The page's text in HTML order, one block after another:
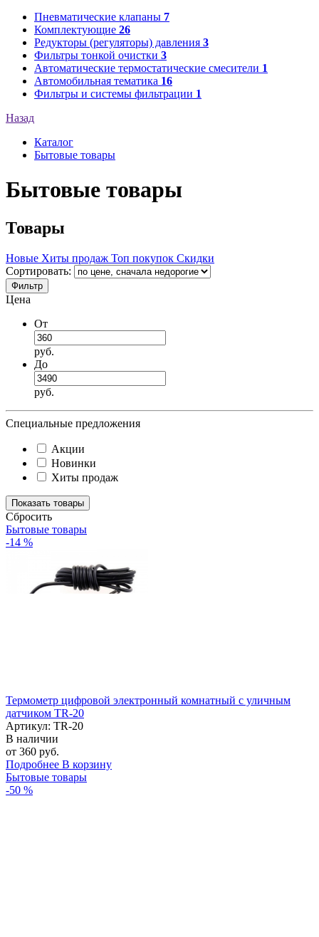
Пневматические клапаны 7
Комплектующие 26
Редукторы (регуляторы) давления 3
Фильтры тонкой очистки 3
Автоматические термостатические смесители 1
Автомобильная тематика 16
Фильтры и системы фильтрации 1
Назад
Каталог
Бытовые товары
Бытовые товары
Товары
Новые Хиты продаж Топ покупок Скидки
Сортировать:
Фильтр
Цена
От
руб.
До
руб.
Специальные предложения
Акции
Новинки
Хиты продаж
Cбросить
Бытовые товары
-14 %
Термометр цифровой электронный комнатный с уличным
датчиком TR-20
Артикул: TR-20
В наличии
от 360 руб.
Подробнее В корзину
Бытовые товары
-50 %